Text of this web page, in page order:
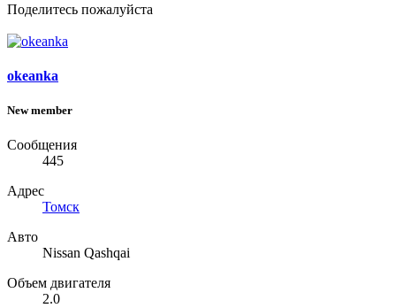
Поделитесь пожалуйста
okeanka
New member
Сообщения
445
Адрес
Томск
Авто
Nissan Qashqai
Объем двигателя
2.0